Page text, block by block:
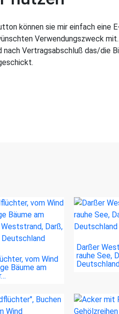
können sie mir einfach eine
Verwendungszweck
nach Vertragsabschluß das/die
vom Wind
Bäume am
Darßer
rauhe See,